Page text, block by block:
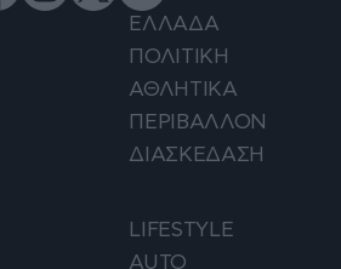
ΕΛΛΑΔΑ
ΠΟΛΙΤΙΚΗ
ΑΘΛΗΤΙΚΑ
ΠΕΡΙΒΑΛΛΟΝ
ΔΙΑΣΚΕΔΑΣΗ
LIFESTYLE
AUTO